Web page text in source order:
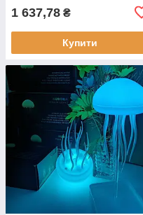
1 637,78 ₴
Купити